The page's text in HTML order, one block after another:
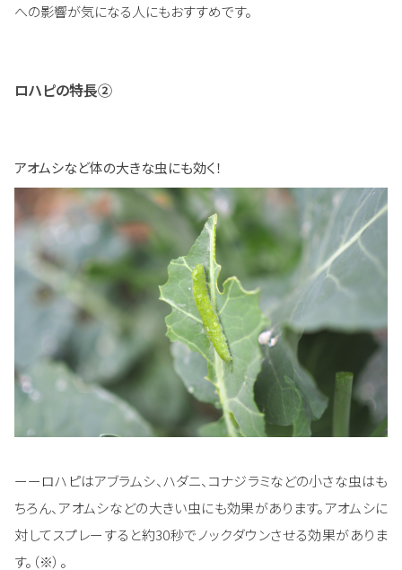
への影響が気になる人にもおすすめです。
ロハピの特長②
アオムシなど体の大きな虫にも効く！
ーーロハピはアブラムシ、ハダニ、コナジラミなどの小さな虫はも
ちろん、アオムシなどの大きい虫にも効果があります。アオムシに
対してスプレーすると約30秒でノックダウンさせる効果がありま
す。（※）。